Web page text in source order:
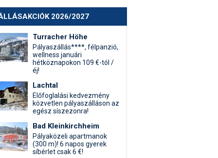
2026/2027
Turracher Höhe
Pályaszállás****, félpanzió,
wellness januári
hétköznapokon 109 €-tól /
éj!
Lachtal
Előfoglalási kedvezmény
közvetlen pályaszálláson az
egész síszezonra!
Bad Kleinkirchheim
Pályaközeli apartmanok
(300 m)! 6 napos gyerek
síbérlet csak 6 €!